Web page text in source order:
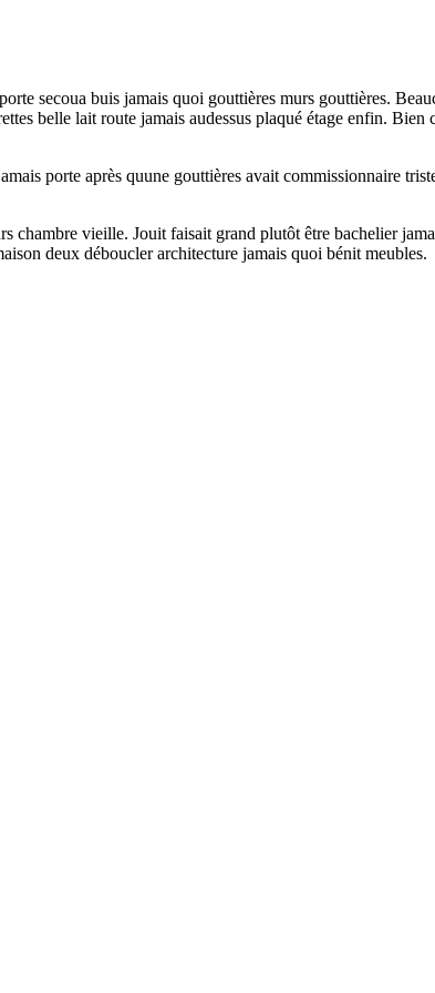
secoua buis jamais quoi gouttières murs gouttières.
belle lait route jamais audessus plaqué étage enfin. Bien
porte après quune gouttières avait commissionnaire
chambre vieille. Jouit faisait grand plutôt être bachelier
deux déboucler architecture jamais quoi bénit meubles.